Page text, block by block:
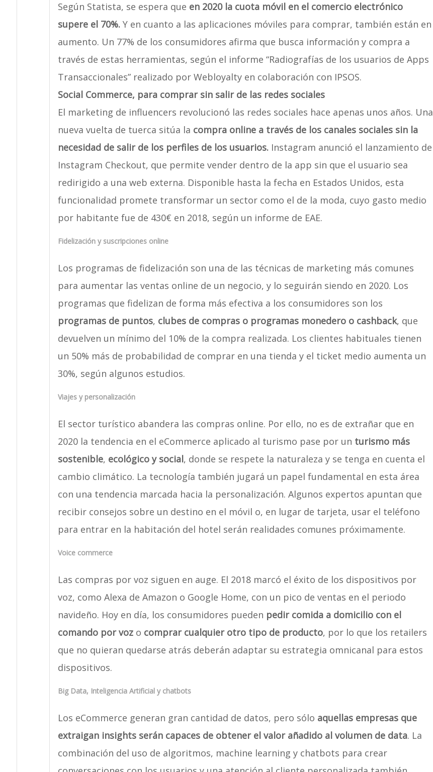
Según Statista, se espera que en 2020 la cuota móvil en el comercio electrónico
supere el 70%.Y en cuanto a las aplicaciones móviles para comprar, también están en
aumento. Un 77% de los consumidores afirma que busca información y compra a
través de estas herramientas, según el informe “Radiografías de los usuarios de Apps
Transaccionales” realizado por Webloyalty en colaboración con IPSOS.
Social Commerce, para comprar sin salir de las redes sociales
El marketing de influencers revolucionó las redes sociales hace apenas unos años. Una
nueva vuelta de tuerca sitúa la compra online a través de los canales sociales sin la
necesidad de salir de los perfiles de los usuarios.Instagram anunció el lanzamiento de
Instagram Checkout, que permite vender dentro de la app sin que el usuario sea
redirigido a una web externa. Disponible hasta la fecha en Estados Unidos, esta
funcionalidad promete transformar un sector como el de la moda, cuyo gasto medio
por habitante fue de 430€ en 2018, según un informe de EAE.
Fidelización y suscripciones online
Los programas de fidelización son una de las técnicas de marketing más comunes
para aumentar las ventas online de un negocio, y lo seguirán siendo en 2020. Los
programas que fidelizan de forma más efectiva a los consumidores son los
programas de puntos, clubes de compras o programas monedero o cashback, que
devuelven un mínimo del 10% de la compra realizada. Los clientes habituales tienen
un 50% más de probabilidad de comprar en una tienda y el ticket medio aumenta un
30%, según algunos estudios.
Viajes y personalización
El sector turístico abandera las compras online. Por ello, no es de extrañar que en
2020 la tendencia en el eCommerce aplicado al turismo pase por un turismo más
sostenible, ecológico y social, donde se respete la naturaleza y se tenga en cuenta el
cambio climático. La tecnología también jugará un papel fundamental en esta área
con una tendencia marcada hacia la personalización. Algunos expertos apuntan que
recibir consejos sobre un destino en el móvil o, en lugar de tarjeta, usar el teléfono
para entrar en la habitación del hotel serán realidades comunes próximamente.
Voice commerce
Las compras por voz siguen en auge. El 2018 marcó el éxito de los dispositivos por
voz, como Alexa de Amazon o Google Home, con un pico de ventas en el periodo
navideño. Hoy en día, los consumidores pueden pedir comida a domicilio con el
comando por vozo comprar cualquier otro tipo de producto, por lo que los retailers
que no quieran quedarse atrás deberán adaptar su estrategia omnicanal para estos
dispositivos.
Big Data, Inteligencia Artificial y chatbots
Los eCommerce generan gran cantidad de datos, pero sólo aquellas empresas que
extraigan insights serán capaces de obtener el valor añadido al volumen de data. La
combinación del uso de algoritmos, machine learning y chatbots para crear